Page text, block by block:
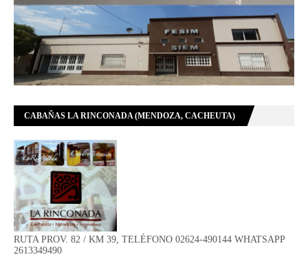
CABAÑAS LA RINCONADA (MENDOZA, CACHEUTA)
RUTA PROV. 82 / KM 39, TELÉFONO 02624-490144 WHATSAPP
2613349490